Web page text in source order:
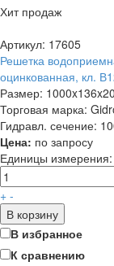
Хит продаж
Артикул: 17605
Решетка
оцинкованная, кл.
Размер:
Торговая марка:
Гидравл. сечение:
Цена: по запросу
Единицы измерения:
+ -
В корзину
В избранное
К сравнению